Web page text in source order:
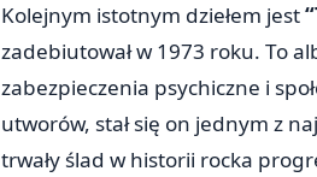
Kolejnym istotnym dziełem jest
zadebiutował w 1973 roku. To
zabezpieczenia psychiczne i
utworów, stał się on jednym z
trwały ślad w historii rocka